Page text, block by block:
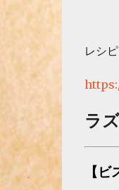
レシ
ラ
【